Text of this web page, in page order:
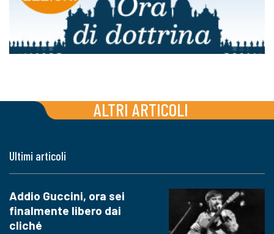
ALTRI ARTICOLI
Ultimi articoli
Addio Guccini, ora sei
finalmente libero dai
cliché